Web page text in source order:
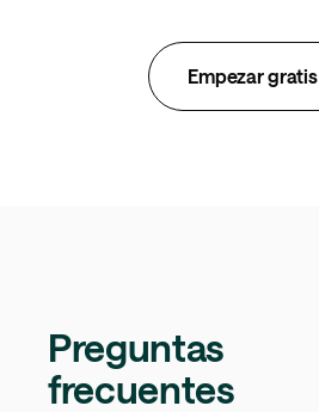
Empezar gratis
Preguntas
frecuentes